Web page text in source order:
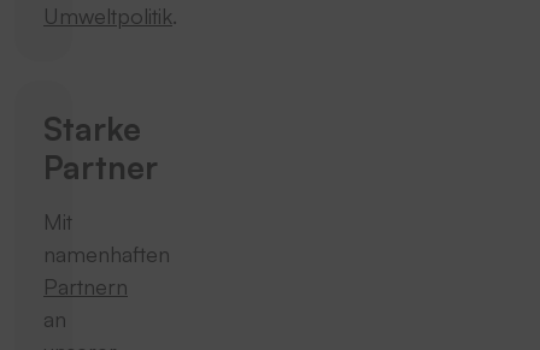
Umweltpolitik.
Starke
Partner
Mit
namenhaften
Partnern
an